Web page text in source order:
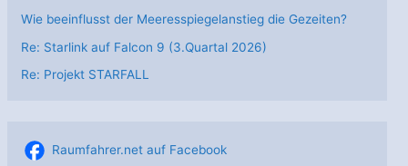
Wie beeinflusst der Meeresspiegelanstieg die Gezeiten?
Re: Starlink auf Falcon 9 (3.Quartal 2026)
Re: Projekt STARFALL
Raumfahrer.net auf Facebook